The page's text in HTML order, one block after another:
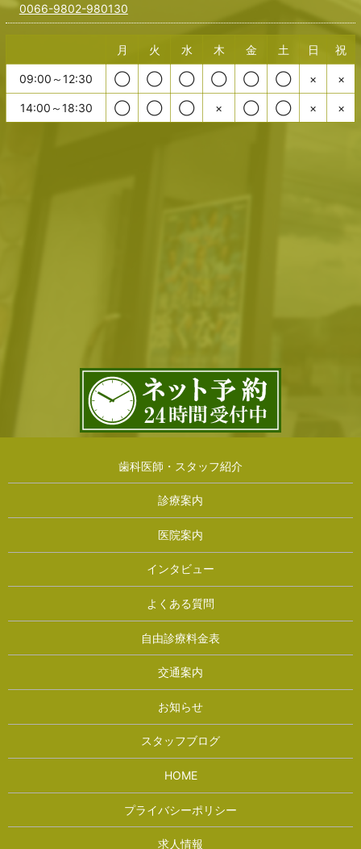
0066-9802-980130
月 火 水 木 金 土 日 祝
09:00～12:30 ◯ ◯ ◯ ◯ ◯ ◯ × ×
14:00～18:30 ◯ ◯ ◯ × ◯ ◯ × ×
歯科医師・スタッフ紹介
診療案内
医院案内
インタビュー
よくある質問
自由診療料金表
交通案内
お知らせ
スタッフブログ
HOME
プライバシーポリシー
求人情報